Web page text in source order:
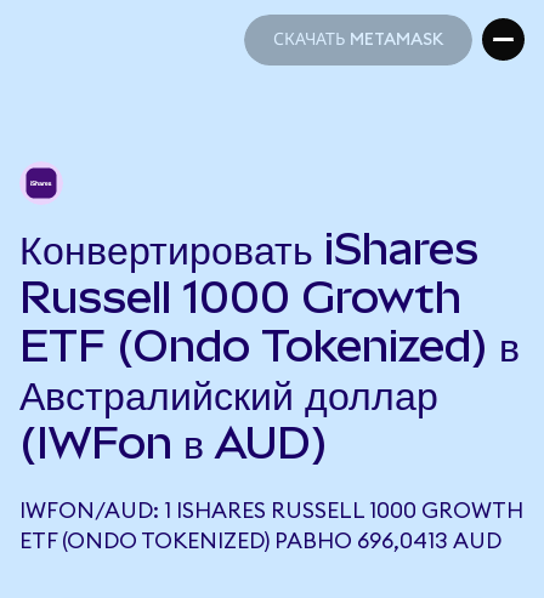
СКАЧАТЬ METAMASK
Конвертировать iShares
Russell 1000 Growth
ETF (Ondo Tokenized) в
Австралийский доллар
(IWFon в AUD)
IWFON/AUD: 1 ISHARES RUSSELL 1000 GROWTH
ETF (ONDO TOKENIZED) РАВНО 696,0413 AUD